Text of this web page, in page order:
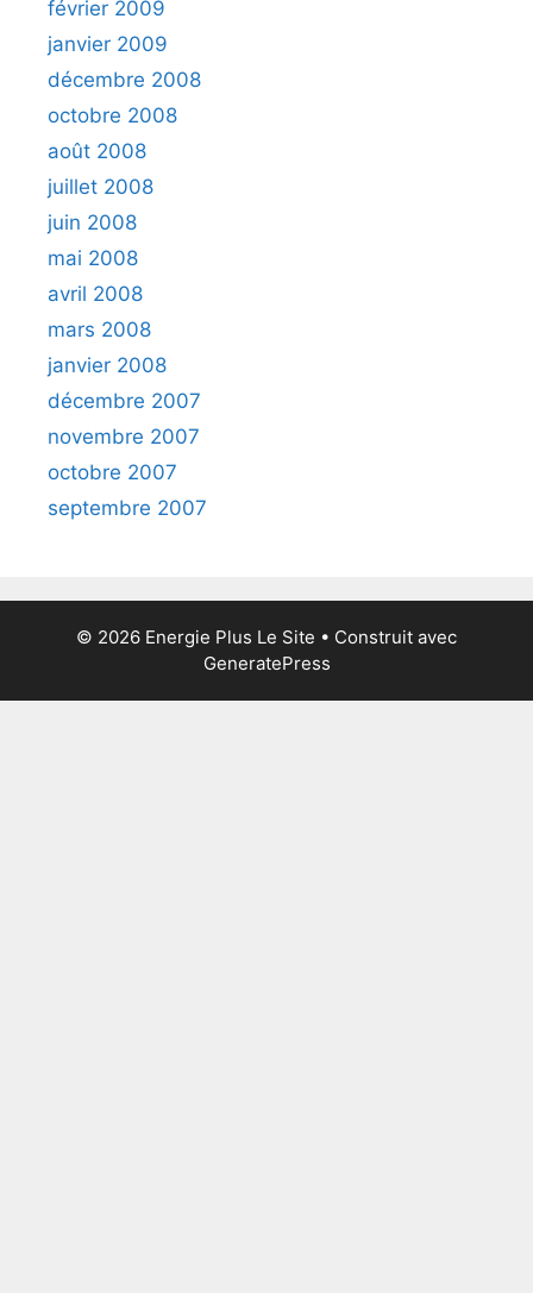
février 2009
janvier 2009
décembre 2008
octobre 2008
août 2008
juillet 2008
juin 2008
mai 2008
avril 2008
mars 2008
janvier 2008
décembre 2007
novembre 2007
octobre 2007
septembre 2007
© 2026 Energie Plus Le Site • Construit avec
GeneratePress